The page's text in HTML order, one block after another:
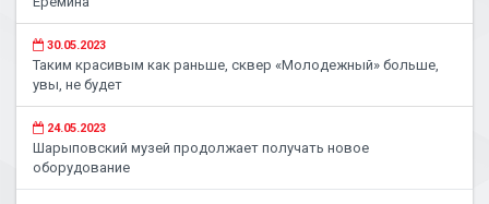
30.05.2023
Таким красивым как раньше, сквер «Молодежный» больше,
увы, не будет
24.05.2023
Шарыповский музей продолжает получать новое
оборудование